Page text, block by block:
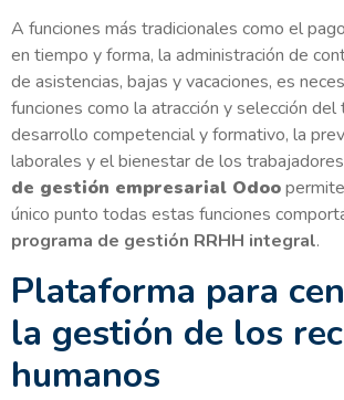
A funciones más tradicionales como el
en tiempo y forma, la administración de
de asistencias, bajas y vacaciones, es
funciones como la atracción y selección
desarrollo competencial y formativo, la
laborales y el bienestar de los
de gestión empresarial Odoo
único punto todas estas funciones
programa de gestión RRHH integral.
Plataforma para
la gestión de los
humanos